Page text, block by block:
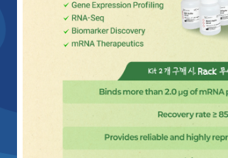
시에 분석하여 더 많은 결과를 얻을 수 있습니다.